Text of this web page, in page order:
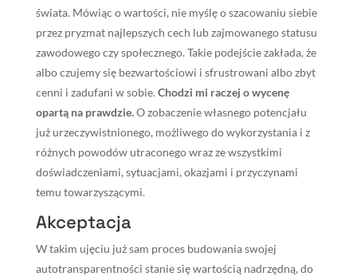
świata. Mówiąc o wartości, nie myślę o szacowaniu siebie
przez pryzmat najlepszych cech lub zajmowanego statusu
zawodowego czy społecznego. Takie podejście zakłada, że
albo czujemy się bezwartościowi i sfrustrowani albo zbyt
cenni i zadufani w sobie. Chodzi mi raczej o wycenę
opartą na prawdzie.O zobaczenie własnego potencjału
już urzeczywistnionego, możliwego do wykorzystania i z
różnych powodów utraconego wraz ze wszystkimi
doświadczeniami, sytuacjami, okazjami i przyczynami
temu towarzyszącymi.
Akceptacja
W takim ujęciu już sam proces budowania swojej
autotransparentności stanie się wartością nadrzędną, do